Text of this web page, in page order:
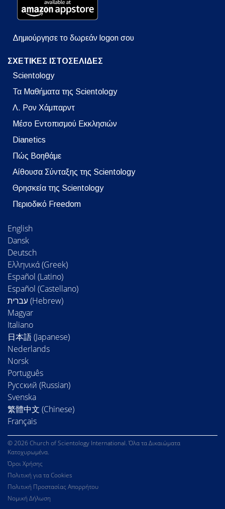
Δημιούργησε το δωρεάν logon σου
ΣΧΕΤΙΚΕΣ ΙΣΤΟΣΕΛΙΔΕΣ
Scientology
Τα Μαθήματα της Scientology
Λ. Ρον Χάμπαρντ
Μέσο Εντοπισμού Εκκλησιών
Dianetics
Πώς Βοηθάμε
Αίθουσα Σύνταξης της Scientology
Θρησκεία της Scientology
Περιοδικό Freedom
English
Dansk
Deutsch
Ελληνικά (Greek)
Español (Latino)
Español (Castellano)
Magyar
Italiano
日本語 (Japanese)
Nederlands
Norsk
Português
Русский (Russian)
Svenska
繁體中文 (Chinese)
Français
© 2026 Church of Scientology International. Όλα τα Δικαιώματα
Κατοχυρωμένα.
Όροι Χρήσης
Πολιτική για τα Cookies
Πολιτική Προστασίας Απορρήτου
Νομική Δήλωση